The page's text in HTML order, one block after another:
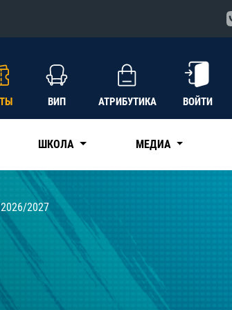
ВИП АТРИБУТИКА ВОЙТИ
ШКОЛА МЕДИА
2027